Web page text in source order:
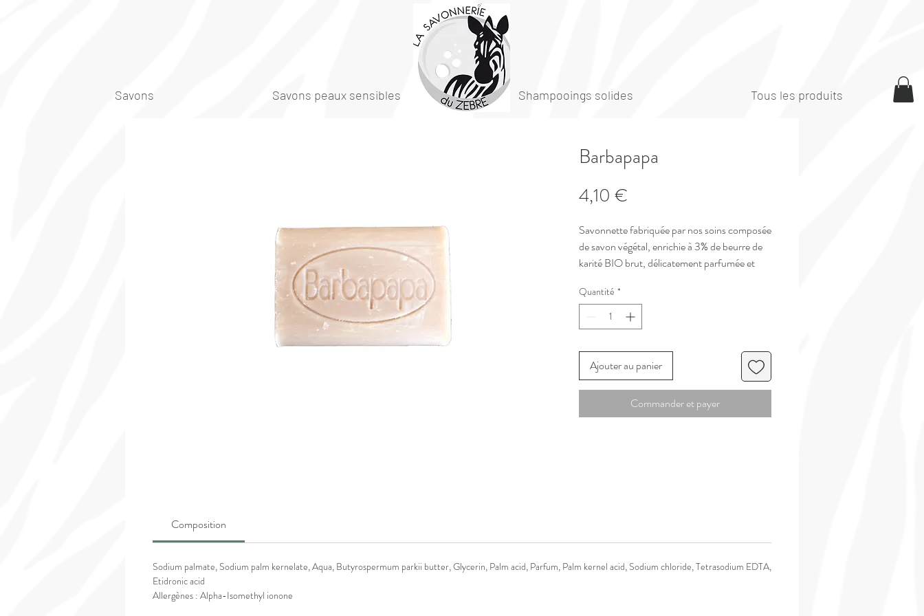
Savons Savons peaux sensibles Shampooings solides Tous les produits
Barbapapa
4,10 €
Savonnette fabriquée par nos soins composée
de savon végétal, enrichie à 3% de beurre de
karité BIO brut, délicatement parfumée et
Ce savon a un PH très doux et peut être
utilisé quotidiennement sur le corps et visage.
Son beurre de karité laisse une peau
un moment de détente agréable.
Quantité *
Ajouter au panier
Commander et payer
Composition
Sodium palmate, Sodium palm kernelate, Aqua, Butyrospermum parkii butter, Glycerin, Palm acid, Parfum, Palm kernel acid, Sodium chloride, Tetrasodium EDTA,
Etidronic acid
Allergènes : Alpha-Isomethyl ionone